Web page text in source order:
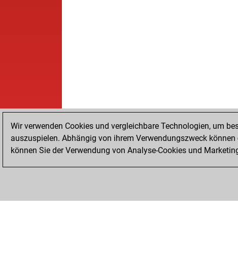
Wir verwenden Cookies und vergleichbare Technologien, um
auszuspielen. Abhängig von ihrem Verwendungszweck
können Sie der Verwendung von Analyse-Cookies und